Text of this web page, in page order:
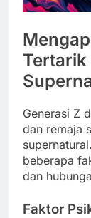
Tertarik
Generasi Z
dan remaja
beberapa
dan
Faktor